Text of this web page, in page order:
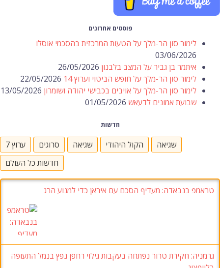
פוסטים אחרונים
לימור סון הר-מלך על הטעות המרכזית בהסכמי אוסלו
03/06/2026
איתמר בן גביר על המצב בלבנון 26/05/2026
לימור סון הר-מלך על חופש הביטוי וערוץ 14
22/05/2026
לימור סון הר-מלך על אויבים בכבישי יהודה ושומרון 13/05/2026
שבועת אמונים לדעאש 01/05/2026
חדשות
ערוץ 7 סרוגים שגיאה הקול היהודי
שגיאה
חדשות כל העולם
טראמפ בנבאדה: מעדיף הסכם עם איראן כדי למנוע הרג
גרמניה: חקירת טרור נפתחה בעקבות גילוי רחפן נפץ בנמל התעופה